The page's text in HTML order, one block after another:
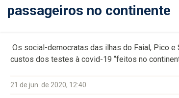
passageiros no continente
Os social-democratas das ilhas do Faial, Pico
custos dos testes à covid-19 “feitos no
21 de jun. de 2020, 12:40